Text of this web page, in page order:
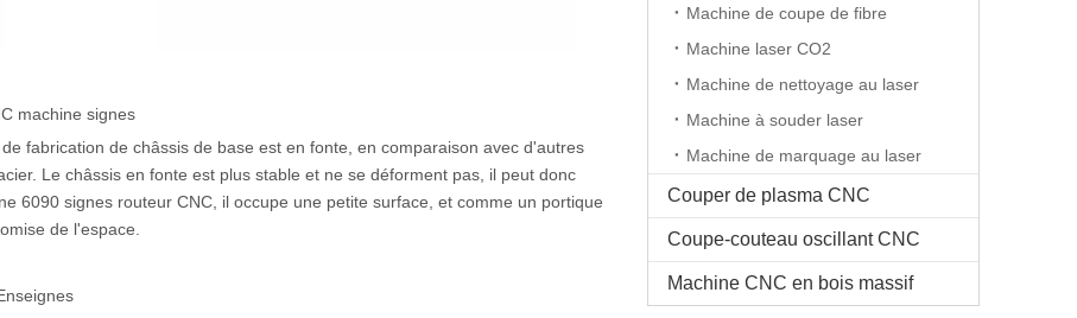
machine signes
fabrication de châssis de base est en fonte, en comparaison avec d'autres
Le châssis en fonte est plus stable et ne se déforment pas, il peut donc
6090 signes routeur CNC, il occupe une petite surface, et comme un portique
de l'espace.
Machine de coupe de fibre
Machine laser CO2
Machine de nettoyage au laser
Machine à souder laser
Machine de marquage au laser
Couper de plasma CNC
Coupe-couteau oscillant CNC
Machine CNC en bois massif